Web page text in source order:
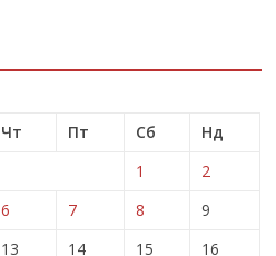
Чт Пт Сб
Нд
1
2
6 7 8
9
13 14 15
16